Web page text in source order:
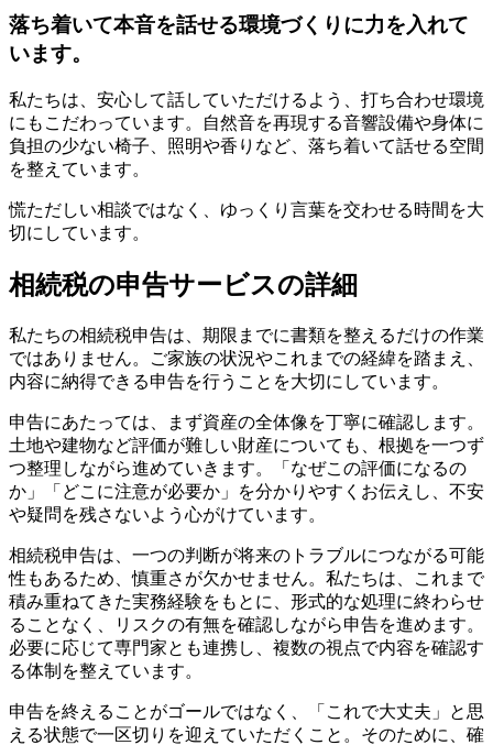
落ち着いて本音を話せる環境づくりに力を入れて
います。
私たちは、安心して話していただけるよう、打ち合わせ環境
にもこだわっています。自然音を再現する音響設備や身体に
負担の少ない椅子、照明や香りなど、落ち着いて話せる空間
を整えています。
慌ただしい相談ではなく、ゆっくり言葉を交わせる時間を大
切にしています。
相続税の申告サービスの詳細
私たちの相続税申告は、期限までに書類を整えるだけの作業
ではありません。ご家族の状況やこれまでの経緯を踏まえ、
内容に納得できる申告を行うことを大切にしています。
申告にあたっては、まず資産の全体像を丁寧に確認します。
土地や建物など評価が難しい財産についても、根拠を一つず
つ整理しながら進めていきます。「なぜこの評価になるの
か」「どこに注意が必要か」を分かりやすくお伝えし、不安
や疑問を残さないよう心がけています。
相続税申告は、一つの判断が将来のトラブルにつながる可能
性もあるため、慎重さが欠かせません。私たちは、これまで
積み重ねてきた実務経験をもとに、形式的な処理に終わらせ
ることなく、リスクの有無を確認しながら申告を進めます。
必要に応じて専門家とも連携し、複数の視点で内容を確認す
る体制を整えています。
申告を終えることがゴールではなく、「これで大丈夫」と思
える状態で一区切りを迎えていただくこと。そのために、確